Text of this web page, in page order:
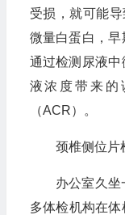
受损，就可能导
微量白蛋白，
通过检测尿液
液浓度带来的
（ACR）。
颈椎侧位片
办公室久
多体检机构在